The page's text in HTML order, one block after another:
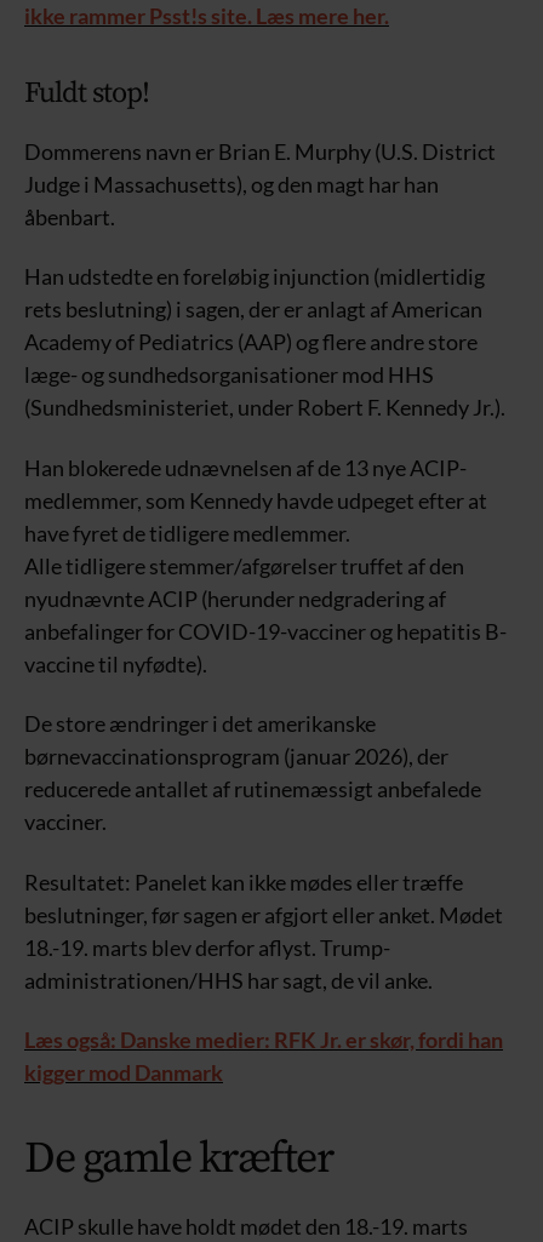
ikke rammer Psst!s site. Læs mere her.
Fuldt stop!
Dommerens navn er Brian E. Murphy (U.S. District
Judge i Massachusetts), og den magt har han
åbenbart.
Han udstedte en foreløbig injunction (midlertidig
rets beslutning) i sagen, der er anlagt af American
Academy of Pediatrics (AAP) og flere andre store
læge- og sundhedsorganisationer mod HHS
(Sundhedsministeriet, under Robert F. Kennedy Jr.).
Han blokerede udnævnelsen af de 13 nye ACIP-
medlemmer, som Kennedy havde udpeget efter at
have fyret de tidligere medlemmer.
Alle tidligere stemmer/afgørelser truffet af den
nyudnævnte ACIP (herunder nedgradering af
anbefalinger for COVID-19-vacciner og hepatitis B-
vaccine til nyfødte).
De store ændringer i det amerikanske
børnevaccinationsprogram (januar 2026), der
reducerede antallet af rutinemæssigt anbefalede
vacciner.
Resultatet: Panelet kan ikke mødes eller træffe
beslutninger, før sagen er afgjort eller anket. Mødet
18.-19. marts blev derfor aflyst. Trump-
administrationen/HHS har sagt, de vil anke.
Læs også: Danske medier: RFK Jr. er skør, fordi han
kigger mod Danmark
De gamle kræfter
ACIP skulle have holdt mødet den 18.-19. marts